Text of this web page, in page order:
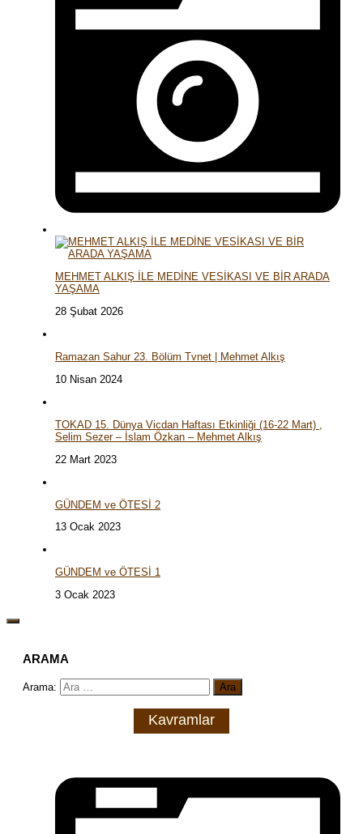
MEHMET ALKIŞ İLE MEDİNE VESİKASI VE BİR ARADA
YAŞAMA
28 Şubat 2026
Ramazan Sahur 23. Bölüm Tvnet | Mehmet Alkış
10 Nisan 2024
TOKAD 15. Dünya Vicdan Haftası Etkinliği (16-22 Mart) ,
Selim Sezer – İslam Özkan – Mehmet Alkış
22 Mart 2023
GÜNDEM ve ÖTESİ 2
13 Ocak 2023
GÜNDEM ve ÖTESİ 1
3 Ocak 2023
ARAMA
Arama:
Kavramlar